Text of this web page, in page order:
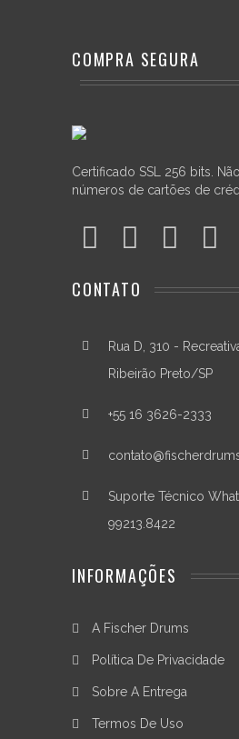
COMPRA SEGURA
Certificado SSL 256 bits.
números de cartões de
CONTATO
Rua D, 310 -
Ribeirão Preto/SP
+55 16 3626-2333
Suporte Técnico
99213.8422
INFORMAÇÕES
A Fischer Drums
Política De Privacidade
Sobre A Entrega
Termos De Uso